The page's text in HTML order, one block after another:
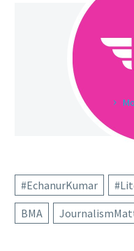
#EchanurKumar
BMA